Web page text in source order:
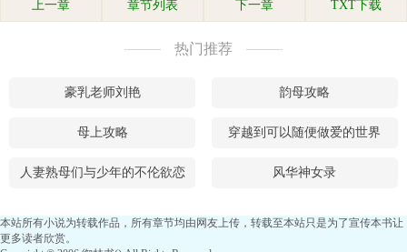
上一章 章节列表 下一章 TXT下载
热门推荐
豪乳老师刘艳 韵母攻略
母上攻略 穿越到可以随便做爱的世界
人妻熟母们与少年的不伦欲恋 风华神女录
本站所有小说为转载作品，所有章节均由网友上传，转载至本站只是为了宣传本书让
更多读者欣赏。